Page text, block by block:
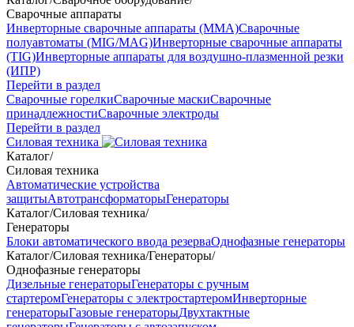
Сварочные аппараты
Инверторные сварочные аппараты (ММА)Сварочные
полуавтоматы (MIG/MAG)Инверторные сварочные аппараты
(TIG)Инверторные аппараты для воздушно-плазменной резки
(ИПР)
Перейти в раздел
Сварочные горелкиСварочные маскиСварочные
принадлежностиСварочные электроды
Перейти в раздел
Силовая техника
Каталог/
Силовая техника
Автоматические устройства
защитыАвтотрансформаторыГенераторы
Каталог/Силовая техника/
Генераторы
Блоки автоматического ввода резерваОднофазные генераторы
Каталог/Силовая техника/Генераторы/
Однофазные генераторы
Дизельные генераторыГенераторы с ручным
стартеромГенераторы с электростартеромИнверторные
генераторыГазовые генераторыДвухтактные